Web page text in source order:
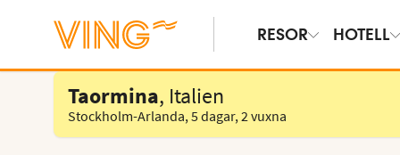
RESOR HOTELL
Välj hotell
Taormina, Italien
Stockholm-Arlanda,5 dagar,2 vuxna